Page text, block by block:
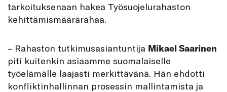
tarkoituksenaan hakea Työsuojelurahaston
kehittämismäärärahaa.
– Rahaston tutkimusasiantuntija Mikael Saarinen
piti kuitenkin asiaamme suomalaiselle
työelämälle laajasti merkittävänä. Hän ehdotti
konfliktinhallinnan prosessin mallintamista ja